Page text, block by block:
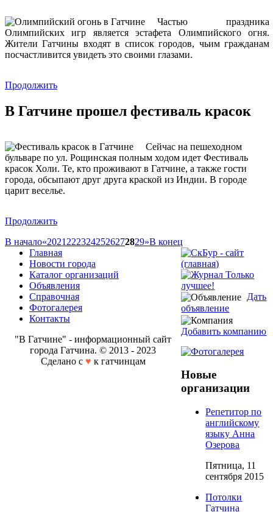
Частью праздника
Олимпийских игр является эстафета Олимпийского огня.
Жители Гатчины входят в список городов, чьим гражданам
посчастливится увидеть это своими глазами.
Продолжить
В Гатчине прошел фестиваль красок
Сейчас на пешеходном
бульваре по ул. Рощинская полным ходом идет Фестиваль
красок Холи. Те, кто проживают в Гатчине, а также гости
города, обсыпают друг друга краской из Индии. В городе
царит веселье.
Продолжить
В начало«2021 2223242526272829»В конец
Дать
объявление
Добавить компанию
Новые
организации
Репетитор по
английскому
языку Анна
Озерова
Пятница, 11
сентября 2015
Потолки
Гатчина
Главная
Новости города
Каталог организаций
Объявления
Справочная
Фотогалерея
Контакты
"В Гатчине" - информационный сайт
города Гатчина. © 2013 - 2023
Сделано с ♥ к гатчинцам